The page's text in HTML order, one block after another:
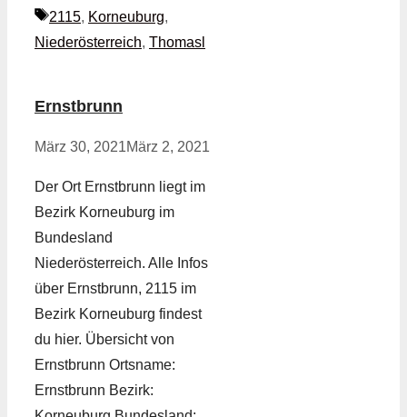
Schlagwörter
2115, Korneuburg,
Niederösterreich, Thomasl
Ernstbrunn
März 30, 2021März 2, 2021
Der Ort Ernstbrunn liegt im
Bezirk Korneuburg im
Bundesland
Niederösterreich. Alle Infos
über Ernstbrunn, 2115 im
Bezirk Korneuburg findest
du hier. Übersicht von
Ernstbrunn Ortsname:
Ernstbrunn Bezirk: